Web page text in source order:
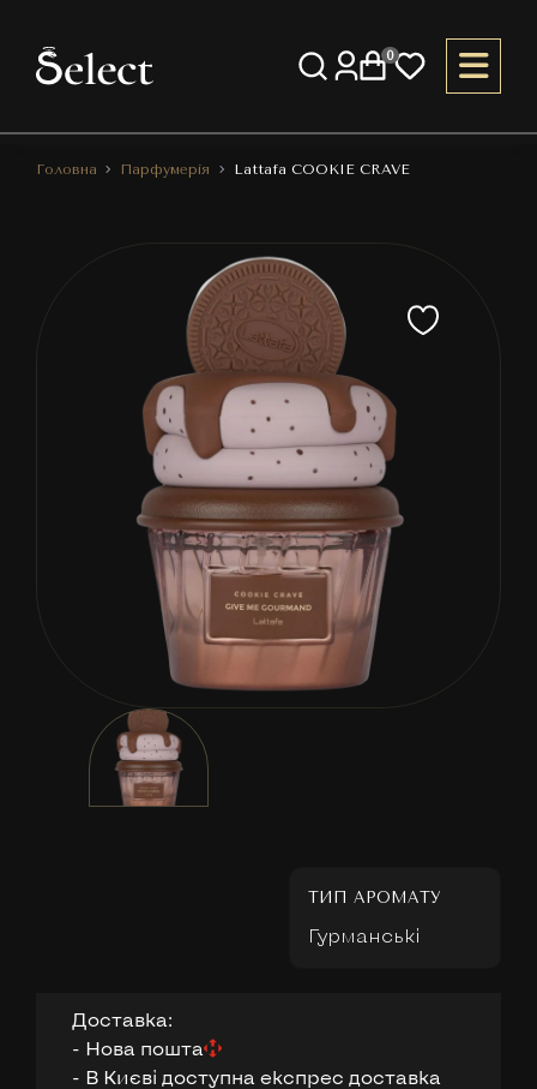
0
Головна Парфумерія Lattafa COOKIE CRAVE
ТИП АРОМАТУ
Гурманські
Доставка:
- Нова пошта
- В Києві доступна експрес доставка